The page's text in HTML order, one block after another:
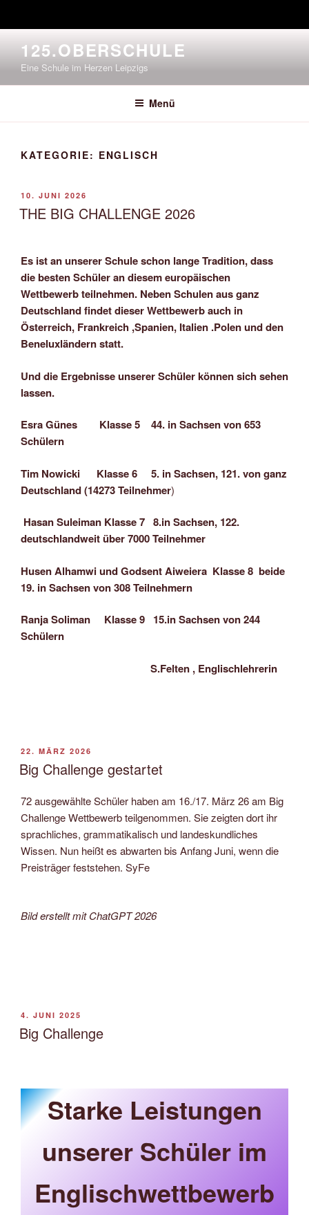
Inhalt
springen
125.OBERSCHULE
Eine Schule im Herzen Leipzigs
Menü
KATEGORIE: ENGLISCH
VERÖFFENTLICHT
AM
10. JUNI 2026
THE BIG CHALLENGE 2026
Es ist an unserer Schule schon lange Tradition, dass
die besten Schüler an diesem europäischen
Wettbewerb teilnehmen. Neben Schulen aus ganz
Deutschland findet dieser Wettbewerb auch in
Österreich, Frankreich ,Spanien, Italien .Polen und den
Beneluxländern statt.
Und die Ergebnisse unserer Schüler können sich sehen
lassen.
Esra Günes Klasse 5 44. in Sachsen von 653
Schülern
Tim Nowicki Klasse 6 5. in Sachsen, 121. von ganz
Deutschland (14273 Teilnehmer)
Hasan Suleiman Klasse 7 8.in Sachsen, 122.
deutschlandweit über 7000 Teilnehmer
Husen Alhamwi und Godsent Aiweiera Klasse 8 beide
19. in Sachsen von 308 Teilnehmern
Ranja Soliman Klasse 9 15.in Sachsen von 244
Schülern
S.Felten , Englischlehrerin
VERÖFFENTLICHT
AM
22. MÄRZ 2026
Big Challenge gestartet
72 ausgewählte Schüler haben am 16./17. März 26 am Big
Challenge Wettbewerb teilgenommen. Sie zeigten dort ihr
sprachliches, grammatikalisch und landeskundliches
Wissen. Nun heißt es abwarten bis Anfang Juni, wenn die
Preisträger feststehen. SyFe
Bild erstellt mit ChatGPT 2026
VERÖFFENTLICHT
AM
4. JUNI 2025
Big Challenge
Starke Leistungen
unserer Schüler im
Englischwettbewerb